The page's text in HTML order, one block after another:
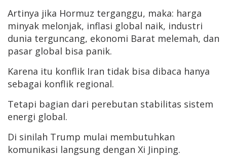
Artinya jika Hormuz terganggu, maka: harga
minyak melonjak, inflasi global naik, industri
dunia terguncang, ekonomi Barat melemah, dan
pasar global bisa panik.
Karena itu konflik Iran tidak bisa dibaca hanya
sebagai konflik regional.
Tetapi bagian dari perebutan stabilitas sistem
energi global.
Di sinilah Trump mulai membutuhkan
komunikasi langsung dengan Xi Jinping.